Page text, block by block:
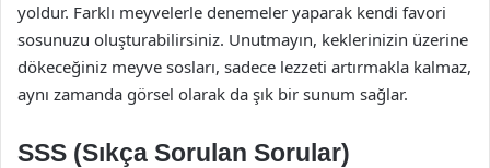
yoldur. Farklı meyvelerle denemeler yaparak kendi favori
sosunuzu oluşturabilirsiniz. Unutmayın, keklerinizin üzerine
dökeceğiniz meyve sosları, sadece lezzeti artırmakla kalmaz,
aynı zamanda görsel olarak da şık bir sunum sağlar.
SSS (Sıkça Sorulan Sorular)